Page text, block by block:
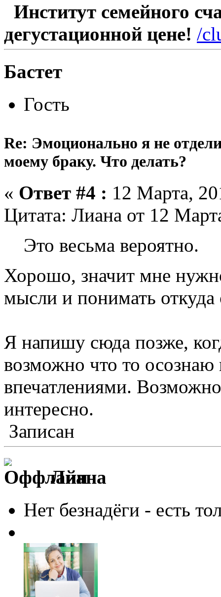
Институт семейного
дегустационной цене! /
Бастет
Гость
Re: Эмоционально я не
моему браку. Что делать?
« Ответ #4 : 12 Марта,
Цитата: Лиана от 12
Это весьма вероятно.
Хорошо, значит мне
мысли и понимать
Я напишу сюда позже,
возможно что то
впечатлениями.
интересно.
Записан
Лиана
Нет безнадёги - есть